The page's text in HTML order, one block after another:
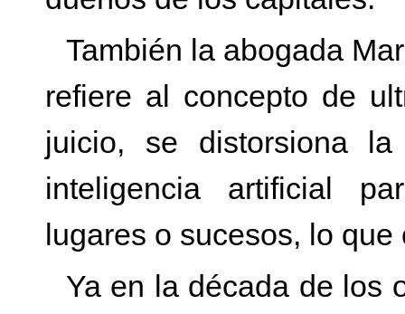
También la abogada
refiere al concepto de
juicio, se distorsiona
inteligencia artificial
lugares o sucesos, lo
Ya en la década de los